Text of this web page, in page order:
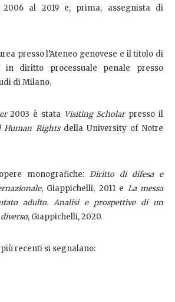
al 2019 e, prima, assegnista di
presso l’Ateneo genovese e il titolo di
in diritto processuale penale presso
di Milano.
2003 è stata Visiting Scholarpresso il
Human Rightsdella University of Notre
monografiche: Diritto di difesa e
, Giappichelli, 2011 e La messa
adulto. Analisi e prospettive di un
, Giappichelli, 2020.
recenti si segnalano: